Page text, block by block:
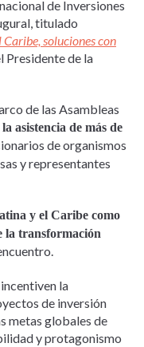
de Inversiones
titulado
soluciones con
Presidente de la
de las Asambleas
asistencia de más de
de organismos
y representantes
y el Caribe como
la transformación
la
de inversión
metas globales de
y protagonismo